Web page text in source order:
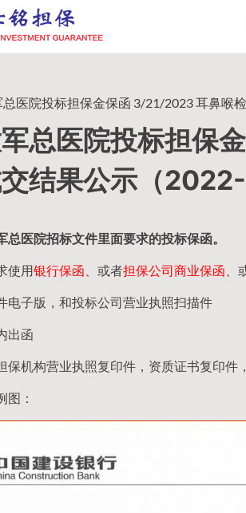
医院投标担保金保函 3/21/2023 耳鼻喉
总医院投标担保
结果公示（
总医院招标文件里面要求的投标保函。
使用银行保函、 或者担保公司商业保函 、
电子版，和投标公司营业执照扫描件
出函
保机构营业执照复印件，资质证书复印件
图：